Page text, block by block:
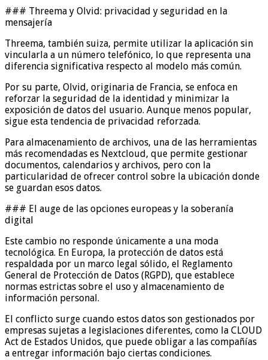
### Threema y Olvid: privacidad y seguridad en la
mensajería
Threema, también suiza, permite utilizar la aplicación sin
vincularla a un número telefónico, lo que representa una
diferencia significativa respecto al modelo más común.
Por su parte, Olvid, originaria de Francia, se enfoca en
reforzar la seguridad de la identidad y minimizar la
exposición de datos del usuario. Aunque menos popular,
sigue esta tendencia de privacidad reforzada.
Para almacenamiento de archivos, una de las herramientas
más recomendadas es Nextcloud, que permite gestionar
documentos, calendarios y archivos, pero con la
particularidad de ofrecer control sobre la ubicación donde
se guardan esos datos.
### El auge de las opciones europeas y la soberanía
digital
Este cambio no responde únicamente a una moda
tecnológica. En Europa, la protección de datos está
respaldada por un marco legal sólido, el Reglamento
General de Protección de Datos (RGPD), que establece
normas estrictas sobre el uso y almacenamiento de
información personal.
El conflicto surge cuando estos datos son gestionados por
empresas sujetas a legislaciones diferentes, como la CLOUD
Act de Estados Unidos, que puede obligar a las compañías
a entregar información bajo ciertas condiciones.